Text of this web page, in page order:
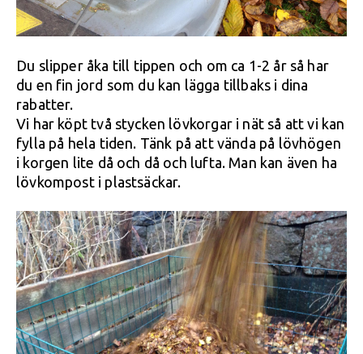
Du slipper åka till tippen och om ca 1-2 år så har
du en fin jord som du kan lägga tillbaks i dina
rabatter.
Vi har köpt två stycken lövkorgar i nät så att vi kan
fylla på hela tiden. Tänk på att vända på lövhögen
i korgen lite då och då och lufta. Man kan även ha
lövkompost i plastsäckar.